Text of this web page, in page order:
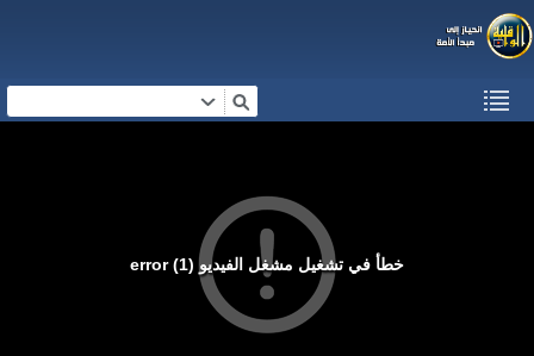
خطأ في تشغيل مشغل الفيديو (1) error